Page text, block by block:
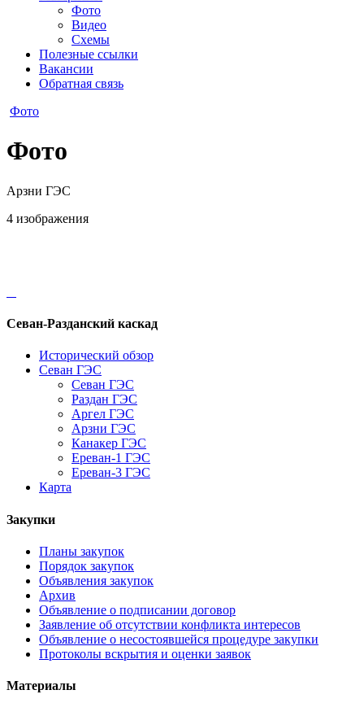
Фото
Видео
Схемы
Полезные ссылки
Вакансии
Обратная связь
Фото
Фото
Арзни ГЭС
4 изображения
Севан-Разданский каскад
Исторический обзор
Севан ГЭС
Севан ГЭС
Раздан ГЭС
Аргел ГЭС
Арзни ГЭС
Канакер ГЭС
Ереван-1 ГЭС
Ереван-3 ГЭС
Карта
Закупки
Планы закупок
Порядок закупок
Объявления закупок
Архив
Объявление о подписании договор
Заявление об отсутствии конфликта интересов
Объявление о несостоявшейся процедуре закупки
Протоколы вскрытия и оценки заявок
Материалы